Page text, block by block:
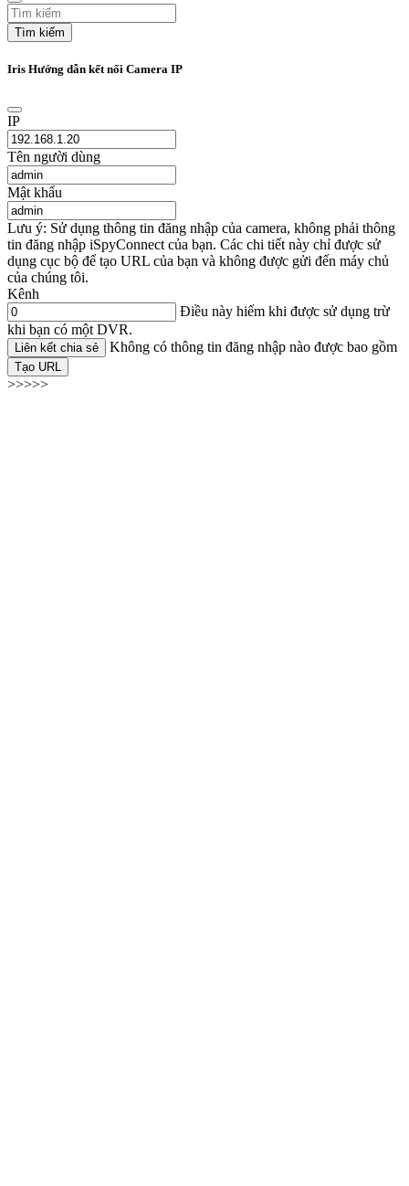
Tìm kiếm
Iris Hướng dẫn kết nối Camera IP
IP
Tên người dùng
Mật khẩu
Lưu ý: Sử dụng thông tin đăng nhập của camera, không phải thông
tin đăng nhập iSpyConnect của bạn. Các chi tiết này chỉ được sử
dụng cục bộ để tạo URL của bạn và không được gửi đến máy chủ
của chúng tôi.
Kênh
Điều này hiếm khi được sử dụng trừ
khi bạn có một DVR.
Liên kết chia sẻ Không có thông tin đăng nhập nào được bao gồm
Tạo URL
>>>>>